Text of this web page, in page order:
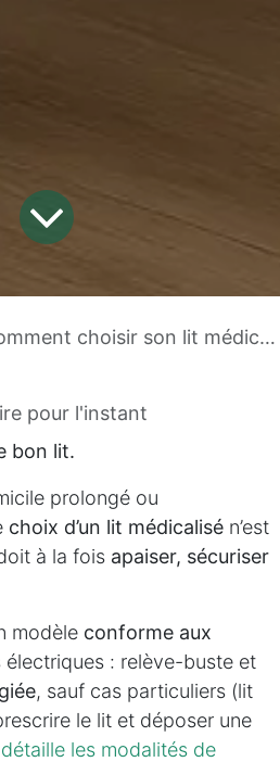
choisir son lit médicalisé ?
pour l'instant
bon lit.
prolongé ou
choix d’un lit médicalisé n’est
à la fois apaiser, sécuriser
modèle conforme aux
: relève-buste et
, sauf cas particuliers (lit
le lit et déposer une
les modalités de